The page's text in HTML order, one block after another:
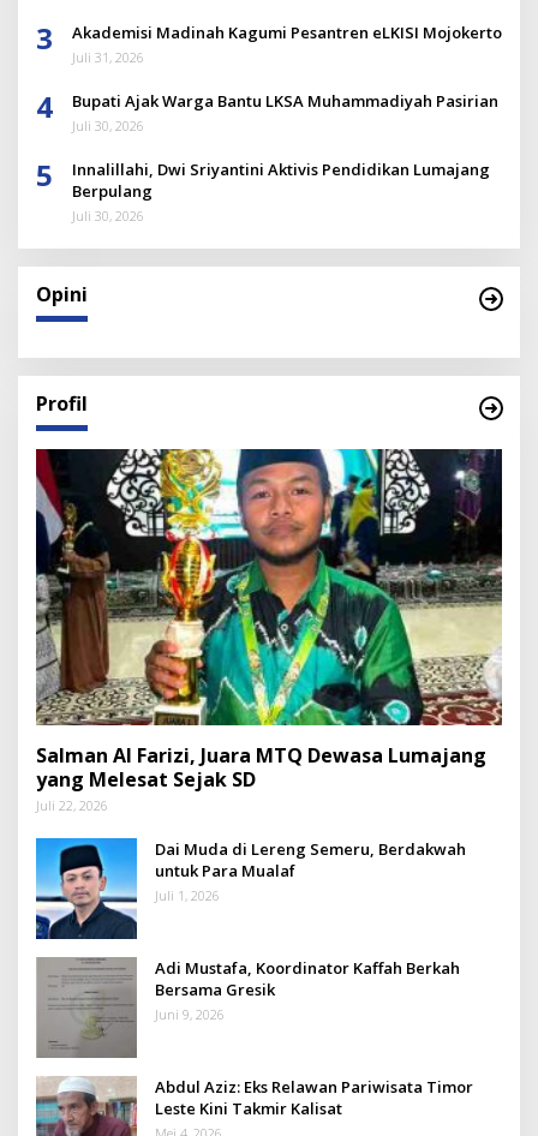
3 Akademisi Madinah Kagumi Pesantren eLKISI Mojokerto
Juli 31, 2026
4 Bupati Ajak Warga Bantu LKSA Muhammadiyah Pasirian
Juli 30, 2026
5
Innalillahi, Dwi Sriyantini Aktivis Pendidikan Lumajang
Berpulang
Juli 30, 2026
Opini
Profil
Salman Al Farizi, Juara MTQ Dewasa Lumajang
yang Melesat Sejak SD
Juli 22, 2026
Dai Muda di Lereng Semeru, Berdakwah
untuk Para Mualaf
Juli 1, 2026
Adi Mustafa, Koordinator Kaffah Berkah
Bersama Gresik
Juni 9, 2026
Abdul Aziz: Eks Relawan Pariwisata Timor
Leste Kini Takmir Kalisat